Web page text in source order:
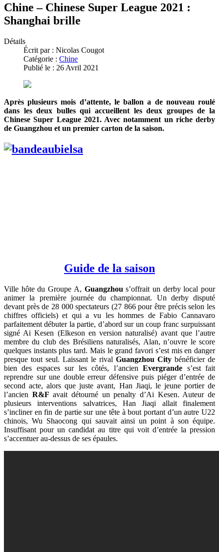
Chine – Chinese Super League 2021 :
Shanghai brille
Détails
Écrit par : Nicolas Cougot
Catégorie : Chine
Publié le : 26 Avril 2021
Après plusieurs mois d’attente, le ballon a de nouveau roulé
dans les deux bulles qui accueillent les deux groupes de la
Chinese Super League 2021. Avec notamment un riche derby
de Guangzhou et un premier carton de la saison.
Guide de la saison
Ville hôte du Groupe A, Guangzhou s’offrait un derby local pour
animer la première journée du championnat. Un derby disputé
devant près de 28 000 spectateurs (27 866 pour être précis selon les
chiffres officiels) et qui a vu les hommes de Fabio Cannavaro
parfaitement débuter la partie, d’abord sur un coup franc surpuissant
signé Ai Kesen (Elkeson en version naturalisé) avant que l’autre
membre du club des Brésiliens naturalisés, Alan, n’ouvre le score
quelques instants plus tard. Mais le grand favori s’est mis en danger
presque tout seul. Laissant le rival Guangzhou City bénéficier de
bien des espaces sur les côtés, l’ancienEvergrande s’est fait
reprendre sur une double erreur défensive puis piéger d’entrée de
second acte, alors que juste avant, Han Jiaqi, le jeune portier de
l’ancien R&F avait détourné un penalty d’Ai Kesen. Auteur de
plusieurs interventions salvatrices, Han Jiaqi allait finalement
s’incliner en fin de partie sur une tête à bout portant d’un autre U22
chinois, Wu Shaocong qui sauvait ainsi un point à son équipe.
Insuffisant pour un candidat au titre qui voit d’entrée la pression
s’accentuer au-dessus de ses épaules.